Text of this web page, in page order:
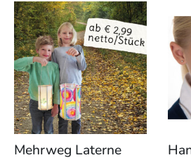
Mehrweg Laterne
Dieses
Produkt
weist
mehrere
Varianten
auf.
Die
Optionen
können